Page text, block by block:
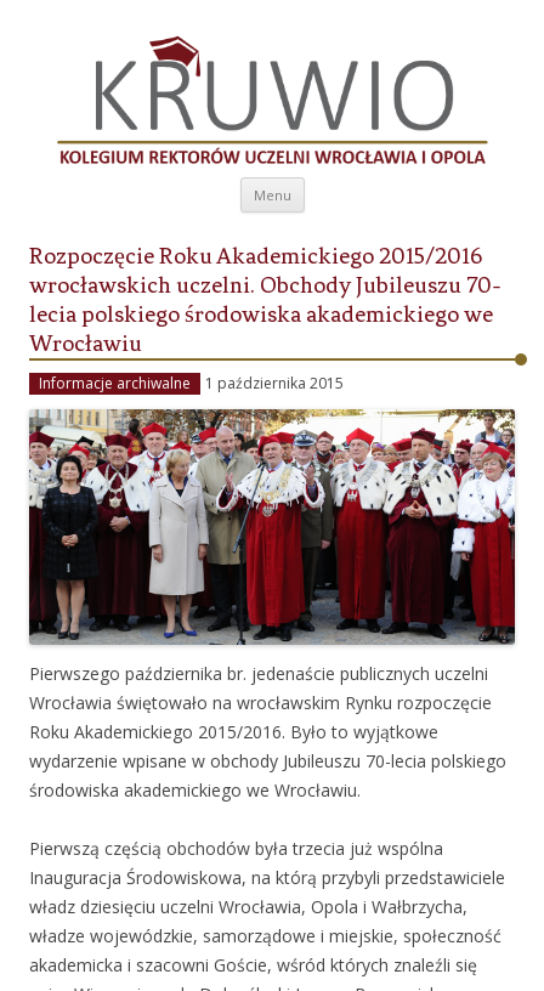
Kolegium Rektorów Uczelni Wrocławia i
Opola
Menu Przeskocz do treści
Rozpoczęcie Roku Akademickiego 2015/2016
wrocławskich uczelni. Obchody Jubileuszu 70-
lecia polskiego środowiska akademickiego we
Wrocławiu
Informacje archiwalne 1 października 2015
Pierwszego października br. jedenaście publicznych uczelni
Wrocławia świętowało na wrocławskim Rynku rozpoczęcie
Roku Akademickiego 2015/2016. Było to wyjątkowe
wydarzenie wpisane w obchody Jubileuszu 70-lecia polskiego
środowiska akademickiego we Wrocławiu.
Pierwszą częścią obchodów była trzecia już wspólna
Inauguracja Środowiskowa, na którą przybyli przedstawiciele
władz dziesięciu uczelni Wrocławia, Opola i Wałbrzycha,
władze wojewódzkie, samorządowe i miejskie, społeczność
akademicka i szacowni Goście, wśród których znaleźli się